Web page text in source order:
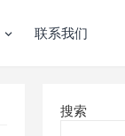
联系我们
搜索